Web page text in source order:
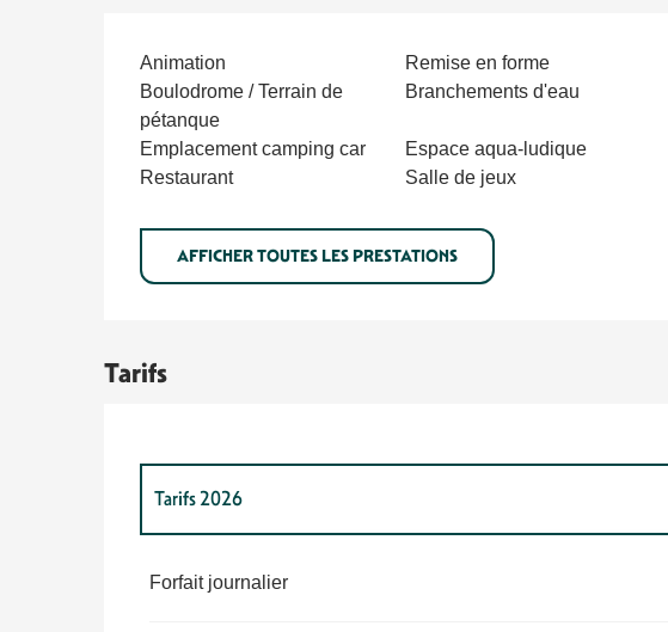
Animation Remise en forme
Boulodrome / Terrain de
pétanque
Branchements d'eau
Emplacement camping car Espace aqua-ludique
Restaurant
Salle de jeux
AFFICHER TOUTES LES PRESTATIONS
Tarifs
Tarifs 2026
Forfait journalier